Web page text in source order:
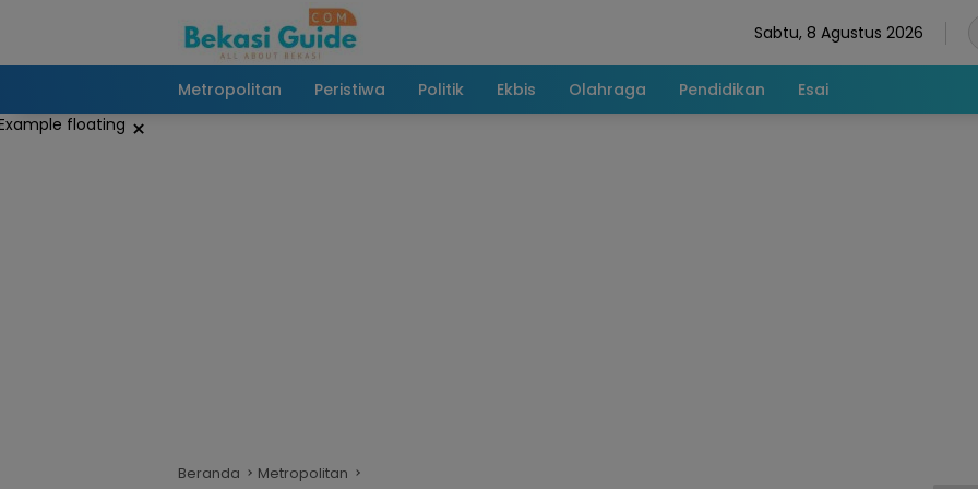
Sabtu, 8 Agustus 2026
Metropolitan Peristiwa Politik Ekbis Olahraga Pendidikan Esai
×
Beranda Metropolitan